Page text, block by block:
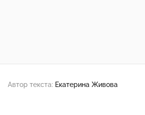
Автор текста: Екатерина Живова